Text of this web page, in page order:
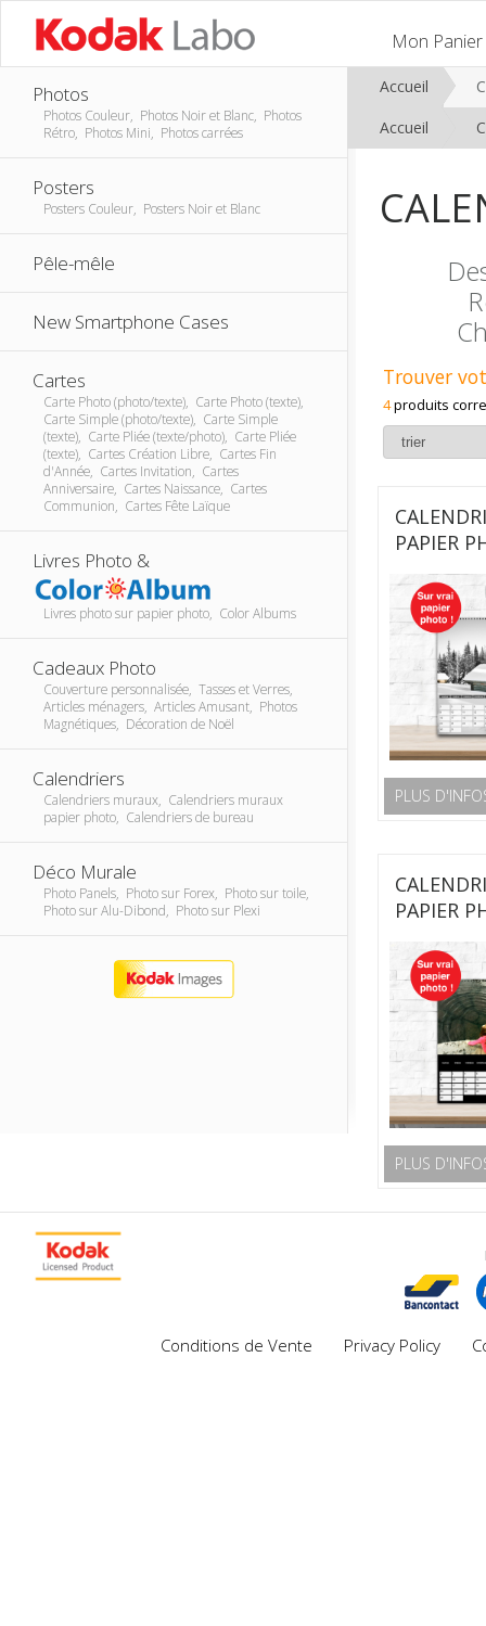
Mon Panier
Photos
Photos Couleur, Photos Noir et Blanc, Photos
Rétro, Photos Mini, Photos carrées
Posters
Posters Couleur, Posters Noir et Blanc
Pêle-mêle
New Smartphone Cases
Cartes
Carte Photo (photo/texte), Carte Photo (texte),
Carte Simple (photo/texte), Carte Simple
(texte), Carte Pliée (texte/photo), Carte Pliée
(texte), Cartes Création Libre, Cartes Fin
d'Année, Cartes Invitation, Cartes
Anniversaire, Cartes Naissance, Cartes
Communion, Cartes Fête Laïque
Livres Photo &
Livres photo sur papier photo, Color Albums
Cadeaux Photo
Couverture personnalisée, Tasses et Verres,
Articles ménagers, Articles Amusant, Photos
Magnétiques, Décoration de Noël
Calendriers
Calendriers muraux, Calendriers muraux
papier photo, Calendriers de bureau
Déco Murale
Photo Panels, Photo sur Forex, Photo sur toile,
Photo sur Alu-Dibond, Photo sur Plexi
Accueil
Accueil
Trouver
4produits
PAPIER
PLUS
PAPIER
PLUS
Conditions de Vente Privacy Policy